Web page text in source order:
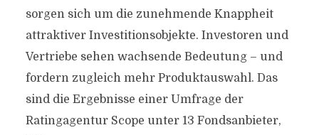
sorgen sich um die zunehmende Knappheit
attraktiver Investitionsobjekte. Investoren und
Vertriebe sehen wachsende Bedeutung – und
fordern zugleich mehr Produktauswahl. Das
sind die Ergebnisse einer Umfrage der
Ratingagentur Scope unter 13 Fondsanbieter,